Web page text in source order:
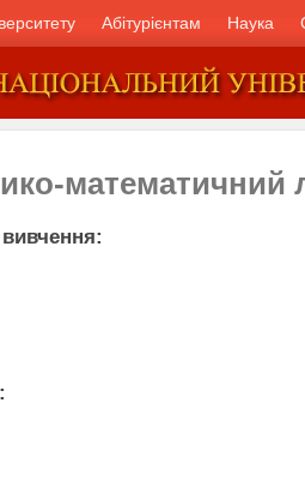
Абітурієнтам Наука
математичний